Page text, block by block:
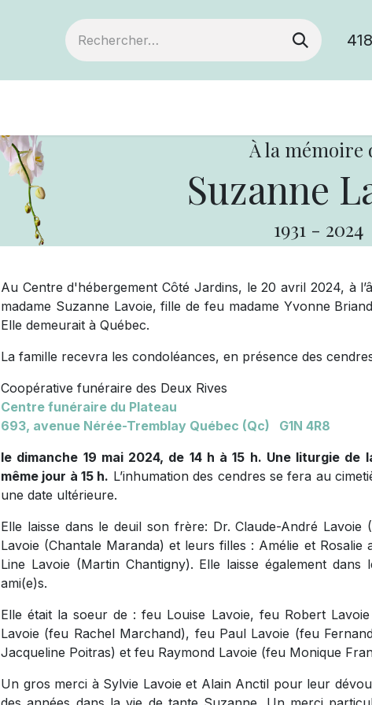
À la mémoire
Suzanne
1931 - 2024
Au Centre d'hébergement Côté Jardins, le 20 avril 2024, à
madame Suzanne Lavoie, fille de feu madame Yvonne
Elle demeurait à Québec.
La famille recevra les condoléances, en présence des
Coopérative funéraire des Deux Rives
Centre funéraire du Plateau
693, avenue Nérée-Tremblay Québec (Qc) G1N 4R8
le dimanche 19 mai 2024, de 14 h à 15 h. Une liturgie
même jour à 15 h. L’inhumation des cendres se fera au
une date ultérieure.
Elle laisse dans le deuil son frère: Dr. Claude-André Lavoie
Lavoie (Chantale Maranda) et leurs filles : Amélie et Rosalie
Line Lavoie (Martin Chantigny). Elle laisse également
ami(e)s.
Elle était la soeur de : feu Louise Lavoie, feu Robert
Lavoie (feu Rachel Marchand), feu Paul Lavoie (feu
Jacqueline Poitras) et feu Raymond Lavoie (feu Monique
Un gros merci à Sylvie Lavoie et Alain Anctil pour leur